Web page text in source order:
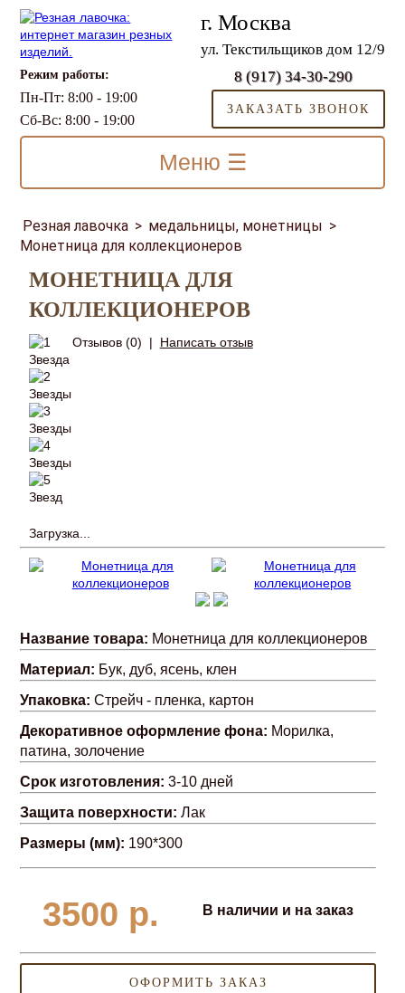
г. Москва
ул. Текстильщиков дом 12/9
Режим работы:
Пн-Пт: 8:00 - 19:00
Сб-Вс: 8:00 - 19:00
8 (917) 34-30-290
ЗАКАЗАТЬ ЗВОНОК
Меню ☰
Резная лавочка > медальницы, монетницы >
Монетница для коллекционеров
МОНЕТНИЦА ДЛЯ
КОЛЛЕКЦИОНЕРОВ
Загрузка...
Отзывов (0) | Написать отзыв
Название товара: Монетница для коллекционеров
Материал: Бук, дуб, ясень, клен
Упаковка:Стрейч - пленка, картон
Декоративное оформление фона: Морилка,
патина, золочение
Срок изготовления:3-10 дней
Защита поверхности:Лак
Размеры (мм): 190*300
3500 р. В наличии и на заказ
ОФОРМИТЬ ЗАКАЗ